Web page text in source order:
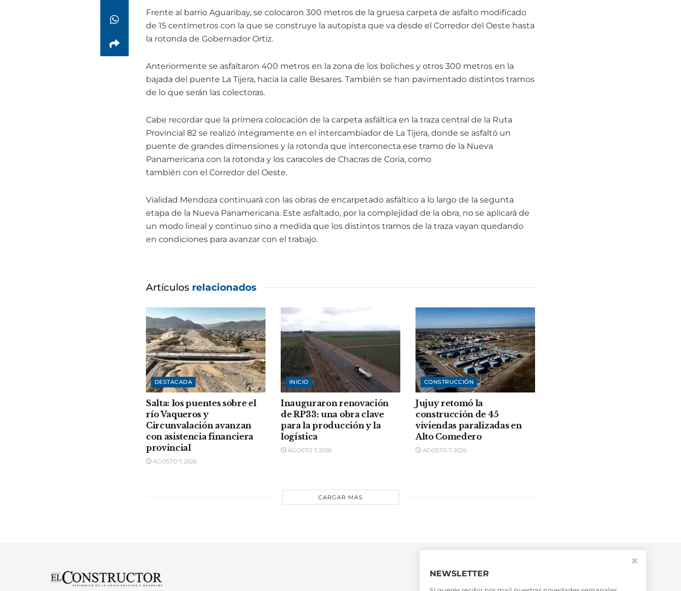
Frente al barrio Aguaribay, se colocaron 300 metros de la gruesa carpeta de asfalto modificado
de 15 centímetros con la que se construye la autopista que va desde el Corredor del Oeste hasta
la rotonda de Gobernador Ortiz.
Anteriormente se asfaltaron 400 metros en la zona de los boliches y otros 300 metros en la
bajada del puente La Tijera, hacia la calle Besares. También se han pavimentado distintos tramos
de lo que serán las colectoras.
Cabe recordar que la primera colocación de la carpeta asfáltica en la traza central de la Ruta
Provincial 82 se realizó íntegramente en el intercambiador de La Tijera, donde se asfaltó un
puente de grandes dimensiones y la rotonda que interconecta ese tramo de la Nueva
Panamericana con la rotonda y los caracoles de Chacras de Coria, como
también con el Corredor del Oeste.
Vialidad Mendoza continuará con las obras de encarpetado asfáltico a lo largo de la segunta
etapa de la Nueva Panamericana. Este asfaltado, por la complejidad de la obra, no se aplicará de
un modo lineal y continuo sino a medida que los distintos tramos de la traza vayan quedando
en condiciones para avanzar con el trabajo.
Artículos relacionados
DESTACADA
Salta: los puentes sobre el
río Vaqueros y
Circunvalación avanzan
con asistencia financiera
provincial
AGOSTO 7, 2026
INICIO
Inauguraron renovación
de RP33: una obra clave
para la producción y la
logística
AGOSTO 7, 2026
CONSTRUCCIÓN
Jujuy retomó la
construcción de 45
viviendas paralizadas en
Alto Comedero
AGOSTO 7, 2026
CARGAR MÁS
NEWSLETTER
✖